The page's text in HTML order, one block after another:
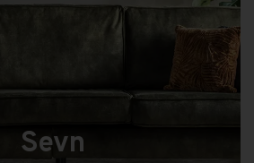
Sevn